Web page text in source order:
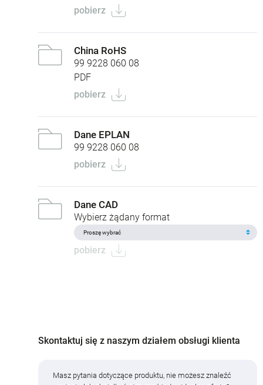
pobierz
China RoHS
99 9228 060 08
PDF
pobierz
Dane EPLAN
99 9228 060 08
pobierz
Dane CAD
Wybierz żądany format
pobierz
Skontaktuj się z naszym działem obsługi klienta
Masz pytania dotyczące produktu, nie możesz znaleźć